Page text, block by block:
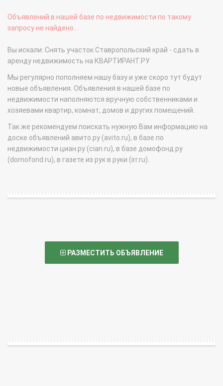
Объявлений в нашей базе по недвижимости по такому
запросу не найдено...
Вы искали: Снять участок Ставропольский край - сдать в
аренду недвижимость на КВАРТИРАНТ.РУ
Мы регулярно пополняем нашу базу и уже скоро тут будут
новые объявления. Объявления в нашей базе по
недвижимости наполняются вручную собственниками и
хозяевами квартир, комнат, домов и других помещений.
Так же рекомендуем поискать нужную Вам информацию на
доске объявлений авито.ру (avito.ru), в базе по
недвижимости циан.ру (cian.ru), в базе домофонд.ру
(domofond.ru), в газете из рук в руки (irr.ru).
РАЗМЕСТИТЬ ОБЪЯВЛЕНИЕ